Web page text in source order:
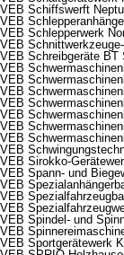
VEB Schiffswerft
VEB
VEB Schlepperwerk
VEB
VEB Schreibgeräte BT
VEB
VEB
VEB
VEB
VEB
VEB
VEB
VEB
VEB Sirokko-
VEB Spann- und
VEB
VEB
VEB
VEB Spindel- und
VEB
VEB Sportgerätewerk